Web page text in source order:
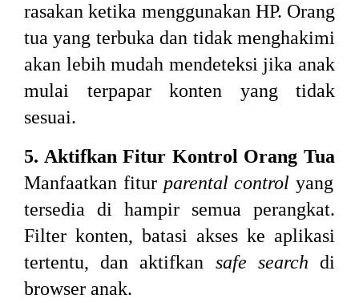
rasakan ketika menggunakan HP. Orang
tua yang terbuka dan tidak menghakimi
akan lebih mudah mendeteksi jika anak
mulai terpapar konten yang tidak
sesuai.
5. Aktifkan Fitur Kontrol Orang Tua
Manfaatkan fitur parental control yang
tersedia di hampir semua perangkat.
Filter konten, batasi akses ke aplikasi
tertentu, dan aktifkan safe search di
browser anak.